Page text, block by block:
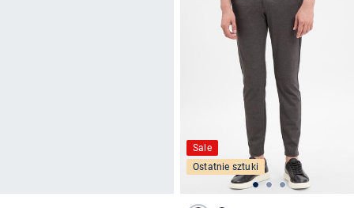
Sale
Ostatnie sztuki